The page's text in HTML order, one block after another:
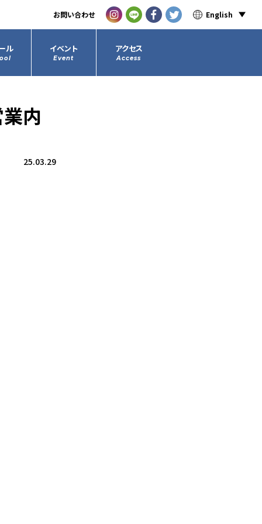
お問い合わせ English
ル イベント
Event
アクセス
Access
業内
25.03.29